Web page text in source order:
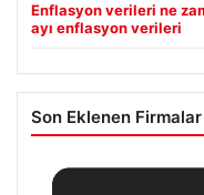
Enflasyon verileri ne
ayı enflasyon verileri
Son Eklenen Firmalar